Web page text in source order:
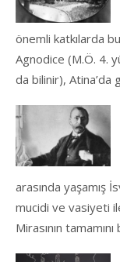
önemli katkılarda
Agnodice (M.Ö. 4.
da bilinir), Atina’da
arasında yaşamış
mucidi ve vasiyeti
Mirasının